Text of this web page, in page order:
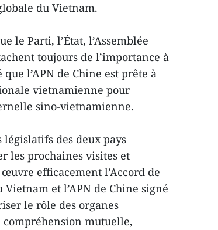
du Vietnam.
le Parti, l’État, l’Assemblée
toujours de l’importance à
l’APN de Chine est prête à
vietnamienne pour
sino-vietnamienne.
législatifs des deux pays
les prochaines visites et
efficacement l’Accord de
et l’APN de Chine signé
le rôle des organes
mutuelle,